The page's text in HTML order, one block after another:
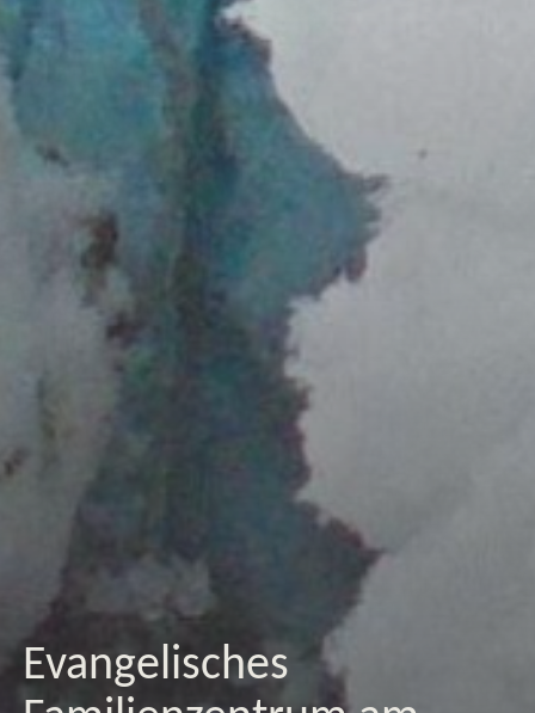
Evangelisches